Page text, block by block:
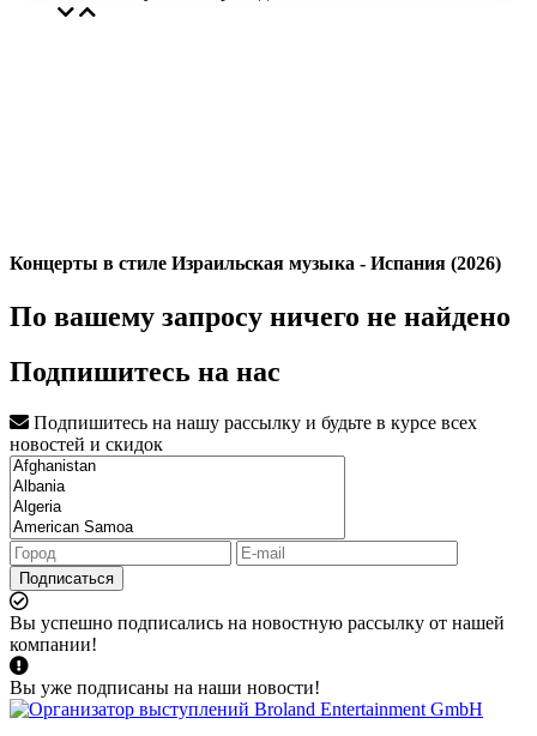
Концерты в стиле Израильская музыка - Испания (2026)
По вашему запросу ничего не найдено
Подпишитесь на нас
Подпишитесь на нашу рассылку и будьте в курсе всех
новостей и скидок
Подписаться
Вы успешно подписались на новостную рассылку от нашей
компании!
Вы уже подписаны на наши новости!